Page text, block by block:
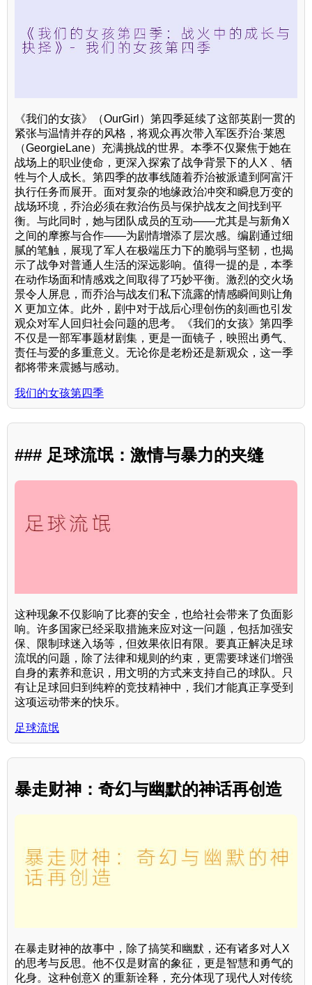
《我们的女孩》（OurGirl）第四季延续了这部英剧一贯的
紧张与温情并存的风格，将观众再次带入军医乔治·莱恩
（GeorgieLane）充满挑战的世界。本季不仅聚焦于她在
战场上的职业使命，更深入探索了战争背景下的人X 、牺
牲与个人成长。第四季的故事线随着乔治被派遣到阿富汗
执行任务而展开。面对复杂的地缘政治冲突和瞬息万变的
战场环境，乔治必须在救治伤员与保护战友之间找到平
衡。与此同时，她与团队成员的互动——尤其是与新角X
之间的摩擦与合作——为剧情增添了层次感。编剧通过细
腻的笔触，展现了军人在极端压力下的脆弱与坚韧，也揭
示了战争对普通人生活的深远影响。值得一提的是，本季
在动作场面和情感戏之间取得了巧妙平衡。激烈的交火场
景令人屏息，而乔治与战友们私下流露的情感瞬间则让角
X 更加立体。此外，剧中对于战后心理创伤的刻画也引发
观众对军人回归社会问题的思考。《我们的女孩》第四季
不仅是一部军事题材剧集，更是一面镜子，映照出勇气、
责任与爱的多重意义。无论你是老粉还是新观众，这一季
都将带来震撼与感动。
我们的女孩第四季
### 足球流氓：激情与暴力的夹缝
这种现象不仅影响了比赛的安全，也给社会带来了负面影
响。许多国家已经采取措施来应对这一问题，包括加强安
保、限制球迷入场等，但效果依旧有限。要真正解决足球
流氓的问题，除了法律和规则的约束，更需要球迷们增强
自身的素养和意识，用文明的方式来支持自己的球队。只
有让足球回归到纯粹的竞技精神中，我们才能真正享受到
这项运动带来的快乐。
足球流氓
暴走财神：奇幻与幽默的神话再创造
在暴走财神的故事中，除了搞笑和幽默，还有诸多对人X
的思考与反思。他不仅是财富的象征，更是智慧和勇气的
化身。这种创意X 的重新诠释，充分体现了现代人对传统